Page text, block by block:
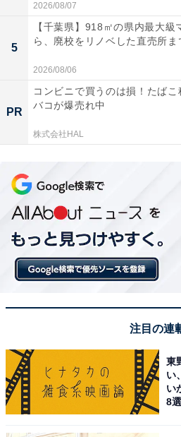
楽天トラベルの「クーポン祭
楽天トラベルでは、定期的に「
気の宿やホテルを対象に、宿泊
クーポンを配布します。
クーポンは、国内宿泊や海外ツ
さまざまな旅行商品で利用可能
合わせて、さらに割引率をアッ
す。賢く旅の計画を立てて、お
う。
楽天トラベルでクー
2026/08/07
5
【千葉県】918㎡の県内最大級
ら、廃校をリノベした直売所ま
2026/08/06
PR
コンビニで買うのは損！たばこ
バコが爆売れ中
株式会社HAL
注目の連
東
い
い
8選